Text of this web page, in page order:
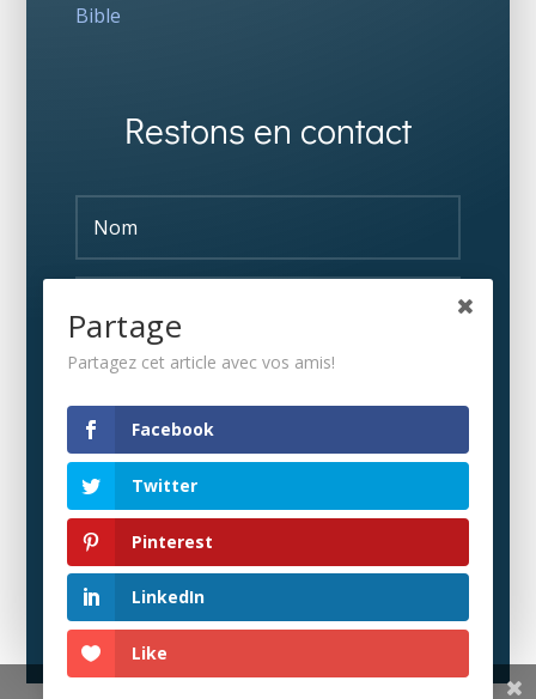
Bible
Restons en contact
Partage
Partagez cet article avec vos amis!
Facebook
Twitter
Pinterest
LinkedIn
Like